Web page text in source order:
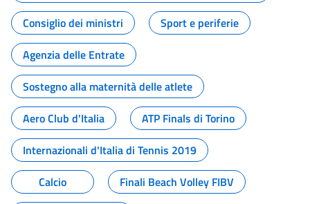
Consiglio dei ministri
Sport e periferie
Agenzia delle Entrate
Sostegno alla maternità delle atlete
Aero Club d'Italia
ATP Finals di Torino
Internazionali d'Italia di Tennis 2019
Calcio
Finali Beach Volley FIBV